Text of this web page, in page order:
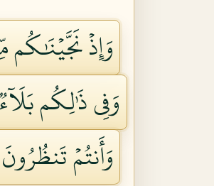
وَإِذۡ نَجَّيۡنَٰكُم
وَفِي ذَٰلِكُم
وَأَنتُمۡ تَنظُرُونَ ٥٠